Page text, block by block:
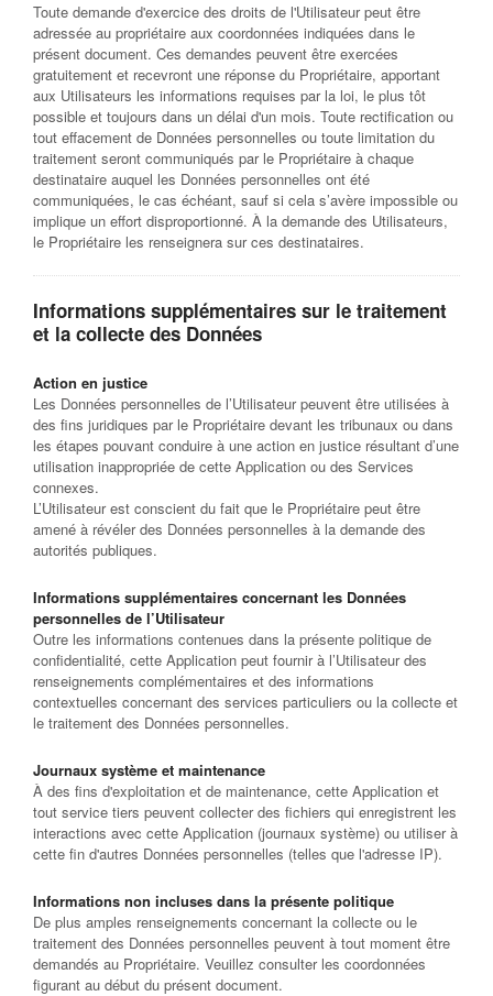
Toute demande d'exercice des droits de l'Utilisateur peut être
adressée au propriétaire aux coordonnées indiquées dans le
présent document. Ces demandes peuvent être exercées
gratuitement et recevront une réponse du Propriétaire, apportant
aux Utilisateurs les informations requises par la loi, le plus tôt
possible et toujours dans un délai d'un mois. Toute rectification ou
tout effacement de Données personnelles ou toute limitation du
traitement seront communiqués par le Propriétaire à chaque
destinataire auquel les Données personnelles ont été
communiquées, le cas échéant, sauf si cela s’avère impossible ou
implique un effort disproportionné. À la demande des Utilisateurs,
le Propriétaire les renseignera sur ces destinataires.
Informations supplémentaires sur le traitement
et la collecte des Données
Action en justice
Les Données personnelles de l’Utilisateur peuvent être utilisées à
des fins juridiques par le Propriétaire devant les tribunaux ou dans
les étapes pouvant conduire à une action en justice résultant d’une
utilisation inappropriée de cette Application ou des Services
connexes.
L’Utilisateur est conscient du fait que le Propriétaire peut être
amené à révéler des Données personnelles à la demande des
autorités publiques.
Informations supplémentaires concernant les Données
personnelles de l’Utilisateur
Outre les informations contenues dans la présente politique de
confidentialité, cette Application peut fournir à l’Utilisateur des
renseignements complémentaires et des informations
contextuelles concernant des services particuliers ou la collecte et
le traitement des Données personnelles.
Journaux système et maintenance
À des fins d'exploitation et de maintenance, cette Application et
tout service tiers peuvent collecter des fichiers qui enregistrent les
interactions avec cette Application (journaux système) ou utiliser à
cette fin d'autres Données personnelles (telles que l'adresse IP).
Informations non incluses dans la présente politique
De plus amples renseignements concernant la collecte ou le
traitement des Données personnelles peuvent à tout moment être
demandés au Propriétaire. Veuillez consulter les coordonnées
figurant au début du présent document.